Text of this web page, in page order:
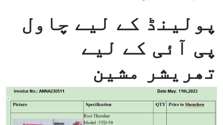
پولینڈ کے لیے چاول
پی آئی کے لیے
تھریشر مشین